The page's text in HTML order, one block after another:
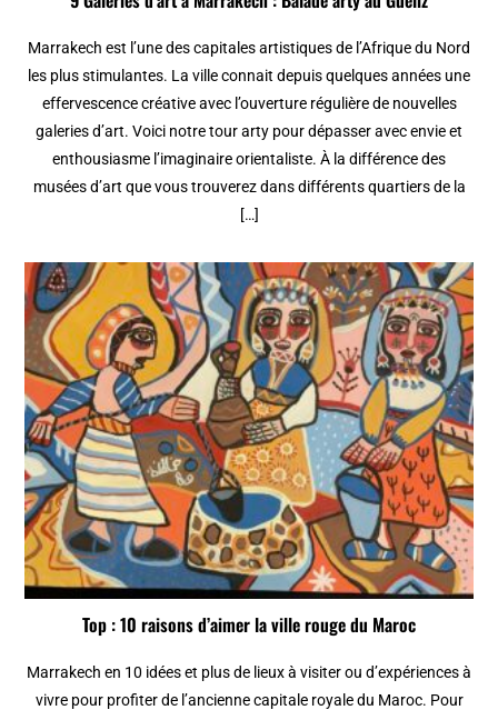
Marrakech est l’une des capitales artistiques de l’Afrique du Nord
les plus stimulantes. La ville connait depuis quelques années une
effervescence créative avec l’ouverture régulière de nouvelles
galeries d’art. Voici notre tour arty pour dépasser avec envie et
enthousiasme l’imaginaire orientaliste. À la différence des
musées d’art que vous trouverez dans différents quartiers de la
[…]
Top : 10 raisons d’aimer la ville rouge du Maroc
Marrakech en 10 idées et plus de lieux à visiter ou d’expériences à
vivre pour profiter de l’ancienne capitale royale du Maroc. Pour